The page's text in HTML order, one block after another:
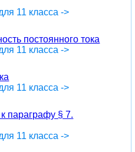
11 класса ->
постоянного тока
11 класса ->
11 класса ->
параграфу § 7.
11 класса ->